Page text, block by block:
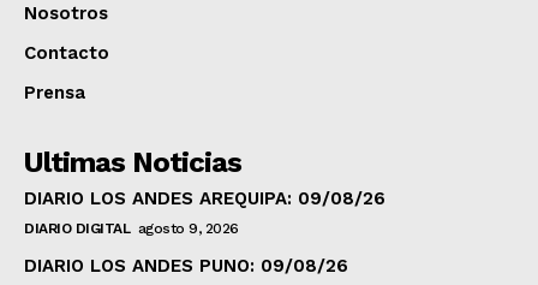
Nosotros
Contacto
Prensa
Ultimas Noticias
DIARIO LOS ANDES AREQUIPA: 09/08/26
DIARIO DIGITAL agosto 9, 2026
DIARIO LOS ANDES PUNO: 09/08/26